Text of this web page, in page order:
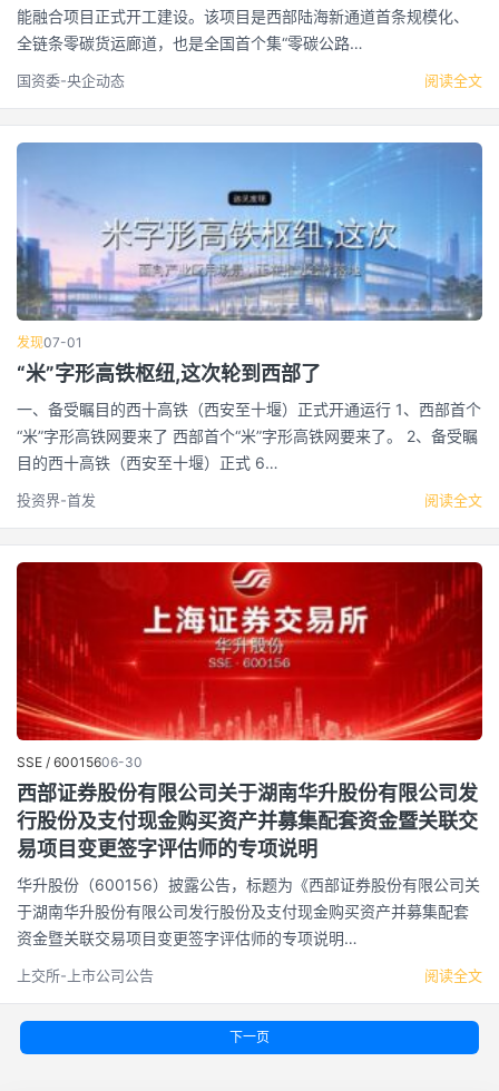
能融合项目正式开工建设。该项目是西部陆海新通道首条规模化、
全链条零碳货运廊道，也是全国首个集“零碳公路…
国资委-央企动态 阅读全文
发现07-01
“米”字形高铁枢纽,这次轮到西部了
一、备受瞩目的西十高铁（西安至十堰）正式开通运行 1、西部首个
“米”字形高铁网要来了 西部首个“米”字形高铁网要来了。 2、备受瞩
目的西十高铁（西安至十堰）正式 6…
投资界-首发 阅读全文
SSE / 60015606-30
西部证券股份有限公司关于湖南华升股份有限公司发
行股份及支付现金购买资产并募集配套资金暨关联交
易项目变更签字评估师的专项说明
华升股份（600156）披露公告，标题为《西部证券股份有限公司关
于湖南华升股份有限公司发行股份及支付现金购买资产并募集配套
资金暨关联交易项目变更签字评估师的专项说明…
上交所-上市公司公告 阅读全文
下一页